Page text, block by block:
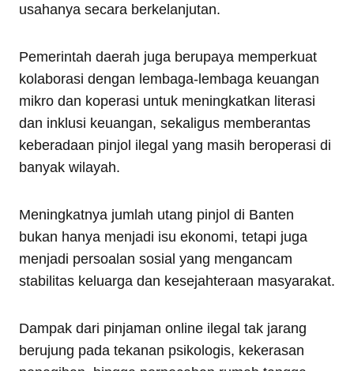
usahanya secara berkelanjutan.
Pemerintah daerah juga berupaya memperkuat
kolaborasi dengan lembaga-lembaga keuangan
mikro dan koperasi untuk meningkatkan literasi
dan inklusi keuangan, sekaligus memberantas
keberadaan pinjol ilegal yang masih beroperasi di
banyak wilayah.
Meningkatnya jumlah utang pinjol di Banten
bukan hanya menjadi isu ekonomi, tetapi juga
menjadi persoalan sosial yang mengancam
stabilitas keluarga dan kesejahteraan masyarakat.
Dampak dari pinjaman online ilegal tak jarang
berujung pada tekanan psikologis, kekerasan